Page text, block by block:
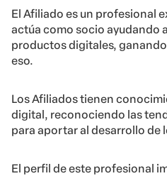
El Afiliado es un profesional
actúa como socio ayudando
productos digitales,
eso.
Los Afiliados tienen
digital, reconociendo las
para aportar al desarrollo de
El perfil de este profesional